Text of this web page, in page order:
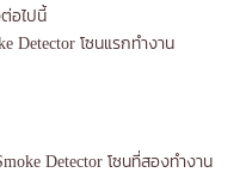
อไปนี้
Detector โซนแรกทำงาน
Detector โซนที่สองทำงาน